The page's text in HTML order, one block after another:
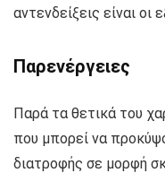
αντενδείξεις είναι οι
Παρενέργειες
Παρά τα θετικά του
που μπορεί να
διατροφής σε μορφή